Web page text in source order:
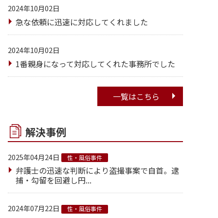
2024年10月02日
急な依頼に迅速に対応してくれました
2024年10月02日
1番親身になって対応してくれた事務所でした
一覧はこちら
解決事例
2025年04月24日 性・風俗事件
弁護士の迅速な判断により盗撮事案で自首。逮
捕・勾留を回避し円...
2024年07月22日 性・風俗事件